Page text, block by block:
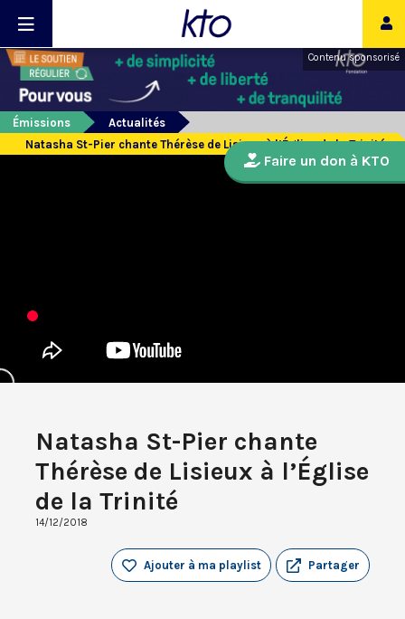
Contenu sponsorisé
Émissions
Actualités
Natasha St-Pier chante Thérèse de Lisieux à l’Église de la Trinité
Natasha St-Pier chante
Thérèse de Lisieux à l’Église
de la Trinité
14/12/2018
Partager
Ajouter à ma playlist
Faire un don à KTO